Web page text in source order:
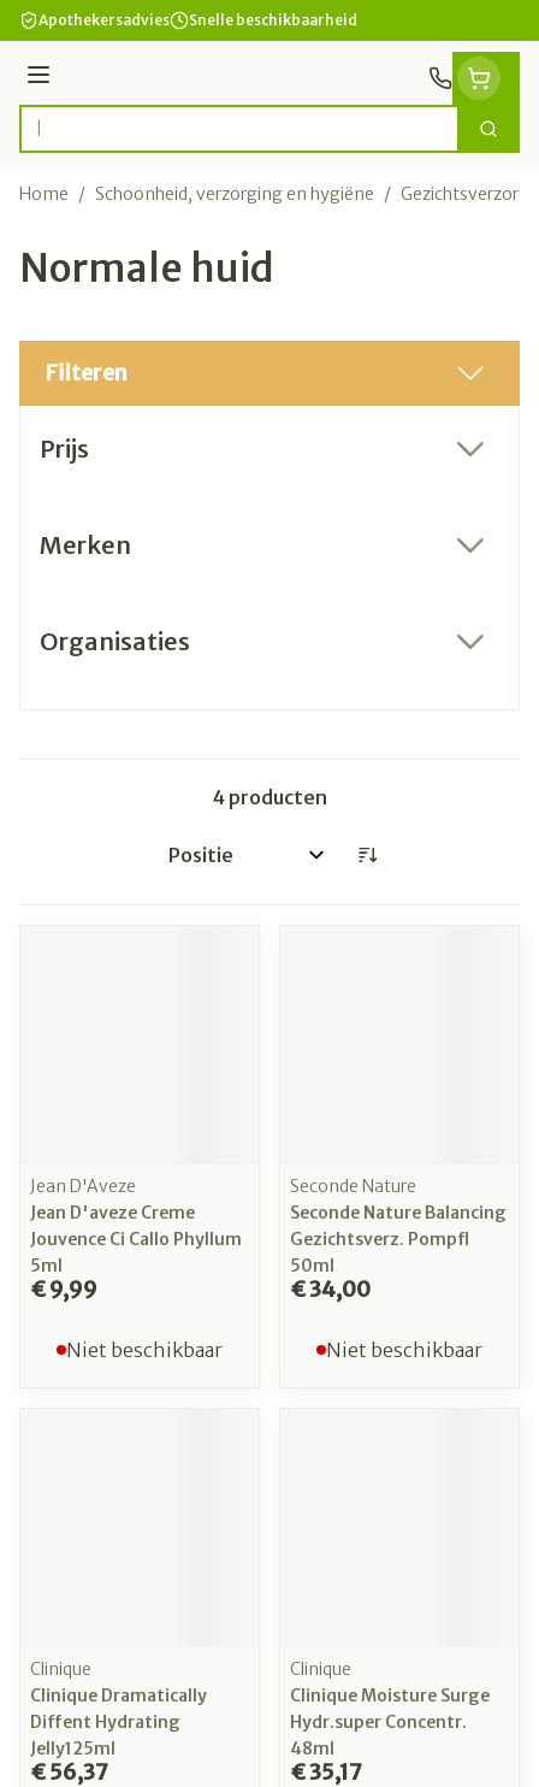
Ga naar de inhoud
Apothekersadvies Snelle beschikbaarheid
Menu
Product, merk, categorie... Zoek
Home / Schoonheid, verzorging en hygiëne /
Normale huid
Filteren
Prijs
Merken
Organisaties
4 producten
Sorteer op:
Jean D'Aveze
Jean D'aveze Creme
Jouvence Ci Callo Phyllum
5ml
€ 9,99
Niet beschikbaar
Seconde Nature
Seconde Nature Balancing
Gezichtsverz. Pompfl
50ml
€ 34,00
Niet beschikbaar
Clinique
Clinique Dramatically
Diffent Hydrating
Jelly125ml
€ 56,37
Clinique
Clinique Moisture Surge
Hydr.super Concentr.
48ml
€ 35,17